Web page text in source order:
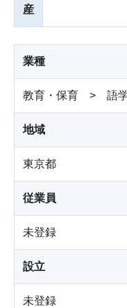
産
業種
教育・保育 > 語学
地域
東京都
従業員
未登録
設立
未登録